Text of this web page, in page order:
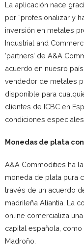
La aplicación nace
por “profesionalizar y
inversión en metales
Industrial and
‘partners’ de A&A
acuerdo en nuesro
vendedor de metales
disponible para
clientes de ICBC en
condiciones especiales.
Monedas de plata
A&A Commodities ha
moneda de plata pura
través de un acuerdo
madrileña Aliantia. La
online comercializa
capital española,
Madroño.